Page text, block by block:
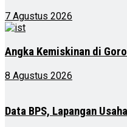
7 Agustus 2026
Angka Kemiskinan di
8 Agustus 2026
Data BPS, Lapangan